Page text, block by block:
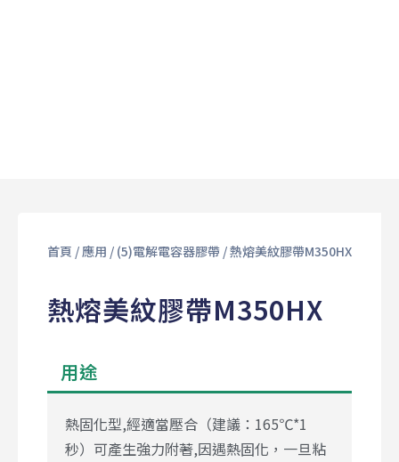
首頁 /應用 / (5)電解電容器膠帶/ 熱熔美紋膠帶M350HX
熱熔美紋膠帶M350HX
用途
熱固化型,經適當壓合（建議：165℃*1
秒）可產生強力附著,因遇熱固化，一旦粘